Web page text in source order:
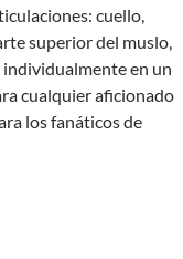
cuello,
superior del muslo,
en un
cualquier aficionado
los fanáticos de